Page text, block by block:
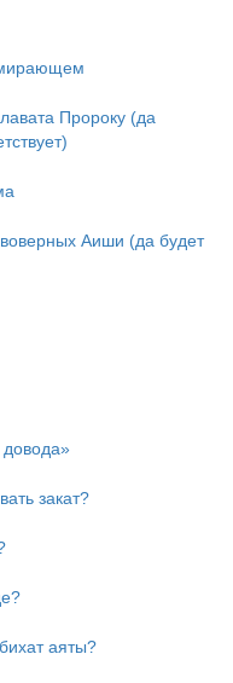
Пророку (да
Аиши (да будет
закат?
аяты?